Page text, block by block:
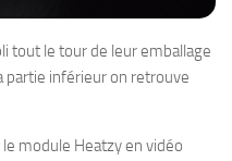
tout le tour de leur emballage
partie inférieur on retrouve
module Heatzy en vidéo